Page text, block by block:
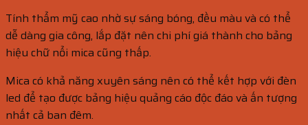
Tính thẩm mỹ cao nhờ sự sáng bóng, đều màu và có thể
dễ dàng gia công, lắp đặt nên chi phí giá thành cho bảng
hiệu chữ nổi mica cũng thấp.
Mica có khả năng xuyên sáng nên có thể kết hợp với đèn
led để tạo được bảng hiệu quảng cáo độc đáo và ấn tượng
nhất cả ban đêm.